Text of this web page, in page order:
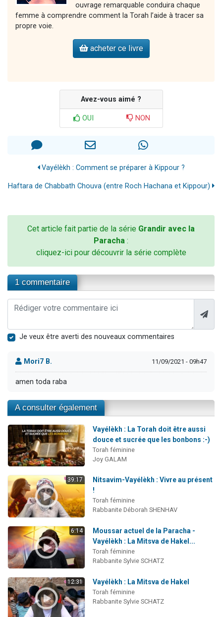
ouvrage remarquable conduira chaque
femme à comprendre comment la Torah l’aide à tracer sa
propre voie.
acheter ce livre
Avez-vous aimé ?
OUI NON
Vayélèkh : Comment se préparer à Kippour ?
Haftara de Chabbath Chouva (entre Roch Hachana et Kippour)
Cet article fait partie de la série Grandir avec la
Paracha :
cliquez-ici pour découvrir la série complète
1 commentaire
Je veux être averti des nouveaux commentaires
Mori7 B. 11/09/2021 - 09h47
amen toda raba
A consulter également
Vayélèkh : La Torah doit être aussi
douce et sucrée que les bonbons :-)
Torah féminine
Joy GALAM
39:17
Nitsavim-Vayélèkh : Vivre au présent
!
Torah féminine
Rabbanite Déborah SHENHAV
6:14
Moussar actuel de la Paracha -
Vayélèkh : La Mitsva de Hakel...
Torah féminine
Rabbanite Sylvie SCHATZ
12:31 Vayélèkh : La Mitsva de Hakel
Torah féminine
Rabbanite Sylvie SCHATZ